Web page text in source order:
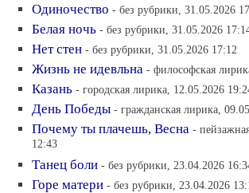
Одиночество - без рубрики, 31.05.2026
Белая ночь - без рубрики, 31.05.2026
Нет стен - без рубрики, 31.05.2026 17:12
Жизнь не идевльна - философская
Казань - городская лирика, 12.05.2026
День Победы - гражданская лирика,
Почему ты плачешь, Весна -
12:43
Танец боли - без рубрики, 23.04.2026
Горе матери - без рубрики, 23.04.2026